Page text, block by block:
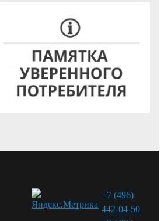
+7 (496)
442-04-50